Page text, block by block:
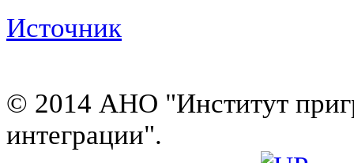
Источник
© 2014 АНО "Институт
интеграции".